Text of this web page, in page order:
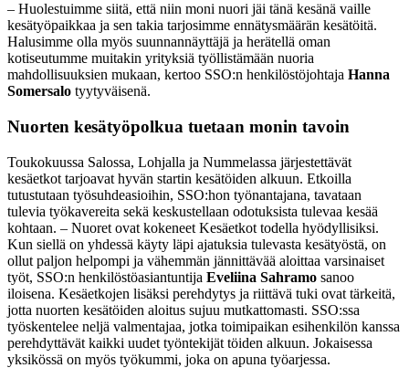
– Huolestuimme siitä, että niin moni nuori jäi tänä kesänä vaille
kesätyöpaikkaa ja sen takia tarjosimme ennätysmäärän kesätöitä.
Halusimme olla myös suunnannäyttäjä ja herätellä oman
kotiseutumme muitakin yrityksiä työllistämään nuoria
mahdollisuuksien mukaan, kertoo SSO:n henkilöstöjohtaja Hanna
Somersalo tyytyväisenä.
Nuorten kesätyöpolkua tuetaan monin tavoin
Toukokuussa Salossa, Lohjalla ja Nummelassa järjestettävät
kesäetkot tarjoavat hyvän startin kesätöiden alkuun. Etkoilla
tutustutaan työsuhdeasioihin, SSO:hon työnantajana, tavataan
tulevia työkavereita sekä keskustellaan odotuksista tulevaa kesää
kohtaan. – Nuoret ovat kokeneet Kesäetkot todella hyödyllisiksi.
Kun siellä on yhdessä käyty läpi ajatuksia tulevasta kesätyöstä, on
ollut paljon helpompi ja vähemmän jännittävää aloittaa varsinaiset
työt, SSO:n henkilöstöasiantuntija Eveliina Sahramo sanoo
iloisena. Kesäetkojen lisäksi perehdytys ja riittävä tuki ovat tärkeitä,
jotta nuorten kesätöiden aloitus sujuu mutkattomasti. SSO:ssa
työskentelee neljä valmentajaa, jotka toimipaikan esihenkilön kanssa
perehdyttävät kaikki uudet työntekijät töiden alkuun. Jokaisessa
yksikössä on myös työkummi, joka on apuna työarjessa.